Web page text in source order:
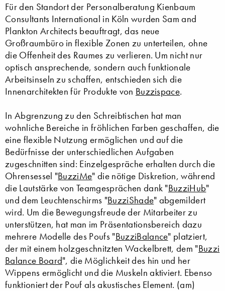
Für den Standort der Personalberatung Kienbaum
Consultants International in Köln wurden Sam and
Plankton Architects beauftragt, das neue
Großraumbüro in flexible Zonen zu unterteilen, ohne
die Offenheit des Raumes zu verlieren. Um nicht nur
optisch ansprechende, sondern auch funktionale
Arbeitsinseln zu schaffen, entschieden sich die
Innenarchitekten für Produkte von Buzzispace.
In Abgrenzung zu den Schreibtischen hat man
wohnliche Bereiche in fröhlichen Farben geschaffen, die
eine flexible Nutzung ermöglichen und auf die
Bedürfnisse der unterschiedlichen Aufgaben
zugeschnitten sind: Einzelgespräche erhalten durch die
Ohrensessel "BuzziMe" die nötige Diskretion, während
die Lautstärke von Teamgesprächen dank "BuzziHub"
und dem Leuchtenschirms "BuzziShade" abgemildert
wird. Um die Bewegungsfreude der Mitarbeiter zu
unterstützen, hat man im Präsentationsbereich dazu
mehrere Modelle des Poufs "BuzziBalance" platziert,
der mit einem holzgeschnitzten Wackelbrett, dem "Buzzi
Balance Board", die Möglichkeit des hin und her
Wippens ermöglicht und die Muskeln aktiviert. Ebenso
funktioniert der Pouf als akustisches Element. (am)